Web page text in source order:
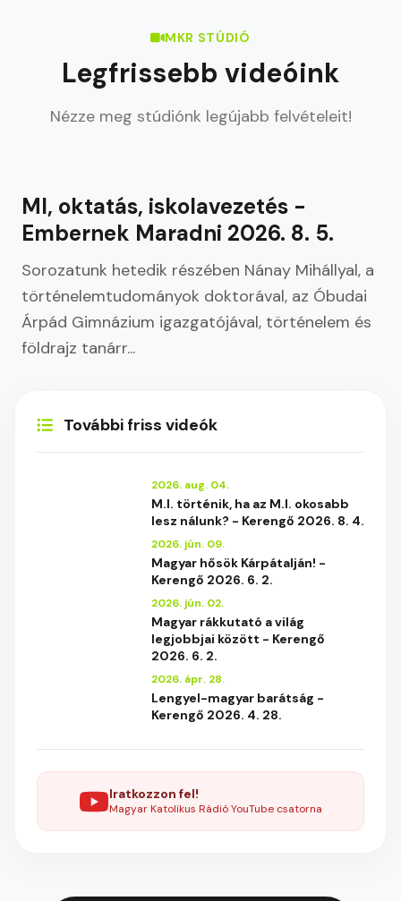
MKR STÚDIÓ
Legfrissebb videóink
Nézze meg stúdiónk legújabb felvételeit!
MI, oktatás, iskolavezetés -
Embernek Maradni 2026. 8. 5.
Sorozatunk hetedik részében Nánay Mihállyal, a
történelemtudományok doktorával, az Óbudai
Árpád Gimnázium igazgatójával, történelem és
földrajz tanárr...
További friss videók
2026. aug. 04.
M.I. történik, ha az M.I. okosabb
lesz nálunk? - Kerengő 2026. 8. 4.
2026. jún. 09.
Magyar hősök Kárpátalján! -
Kerengő 2026. 6. 2.
2026. jún. 02.
Magyar rákkutató a világ
legjobbjai között - Kerengő
2026. 6. 2.
2026. ápr. 28.
Lengyel-magyar barátság -
Kerengő 2026. 4. 28.
Iratkozzon fel!
Magyar Katolikus Rádió YouTube csatorna